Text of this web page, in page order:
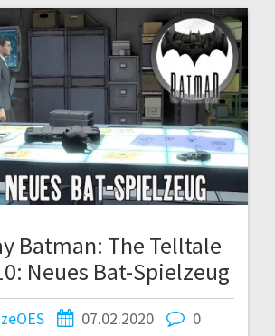
Batman: The Telltale
Neues Bat-Spielzeug
07.02.2020 0